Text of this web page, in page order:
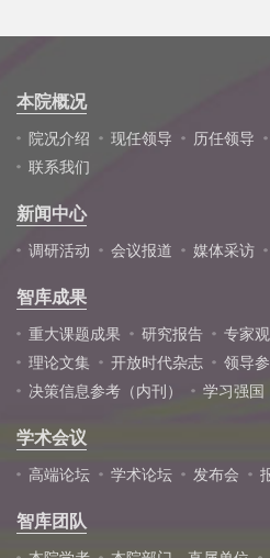
本院概况
院况介绍 现任领导 历任领导
联系我们
新闻中心
调研活动 会议报道 媒体采访
智库成果
重大课题成果 研究报告 专家
理论文集
开放时代杂志
领导
决策信息参考（内刊）
学习强国
学术会议
高端论坛 学术论坛 发布会
智库团队